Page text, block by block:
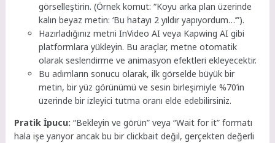
görselleştirin. (Örnek komut: “Koyu arka plan üzerinde
kalın beyaz metin: ‘Bu hatayı 2 yıldır yapıyordum…’”).
Hazırladığınız metni InVideo AI veya Kapwing AI gibi
platformlara yükleyin. Bu araçlar, metne otomatik
olarak seslendirme ve animasyon efektleri ekleyecektir.
Bu adımların sonucu olarak, ilk görselde büyük bir
metin, bir yüz görünümü ve sesin birleşimiyle %70’in
üzerinde bir izleyici tutma oranı elde edebilirsiniz.
Pratik İpucu: “Bekleyin ve görün” veya “Wait for it” formatı
hala işe yarıyor ancak bu bir clickbait değil, gerçekten değerli